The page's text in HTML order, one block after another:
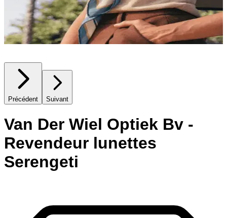
Précédent Suivant
Van Der Wiel Optiek Bv -
Revendeur lunettes
Serengeti